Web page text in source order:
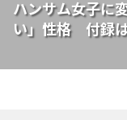
ハンサム女子に
い」性格 付録